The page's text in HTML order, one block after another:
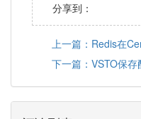
分享到：
上一篇：Redis在
下一篇：VSTO保